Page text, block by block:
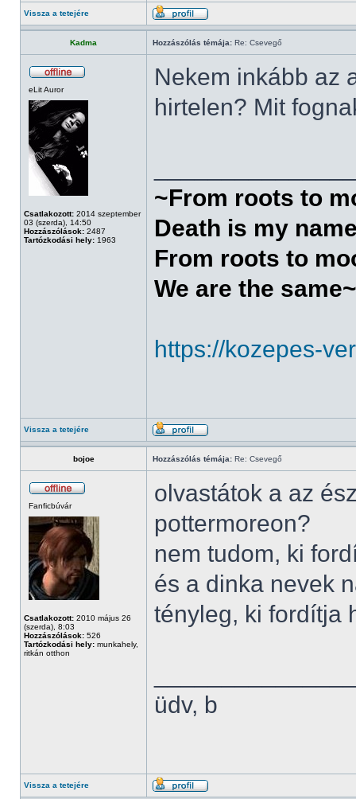
Vissza a tetejére
Kadma Hozzászólás témája: Re: Csevegő
eLit Auror
Csatlakozott: 2014 szeptember
03 (szerda), 14:50
Hozzászólások: 2487
Tartózkodási hely: 1963
Nekem inkább az
hirtelen? Mit
~From roots to
Death is my
From roots to
We are the same~
https://kozepes-
Vissza a tetejére
bojoe Hozzászólás témája: Re: Csevegő
Fanficbúvár
Csatlakozott: 2010 május 26
(szerda), 8:03
Hozzászólások: 526
Tartózkodási hely: munkahely,
ritkán otthon
olvastátok a az
pottermoreon?
nem tudom, ki
és a dinka nevek
tényleg, ki fordítja
üdv, b
Vissza a tetejére